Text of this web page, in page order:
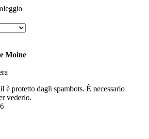
Moine
è protetto dagli spambots. È necessario
vederlo.